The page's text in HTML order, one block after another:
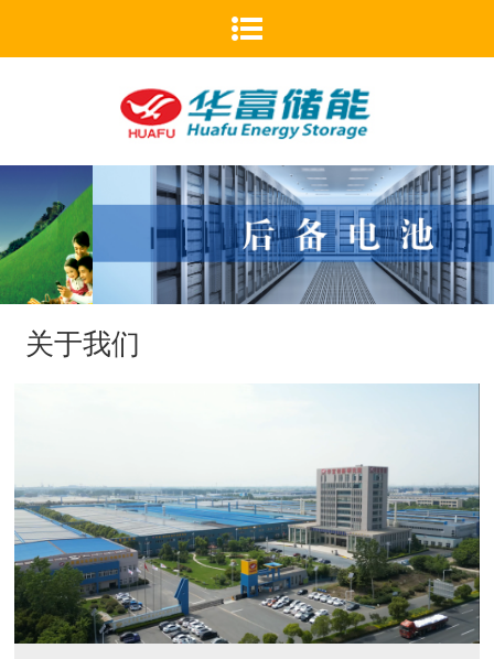
首页
关于我们
产品中心
人力资源

关于我们